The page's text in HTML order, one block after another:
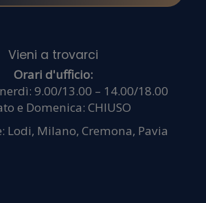
Orari d'ufficio:
9.00/13.00 – 14.00/18.00
e Domenica: CHIUSO
Lodi, Milano, Cremona, Pavia